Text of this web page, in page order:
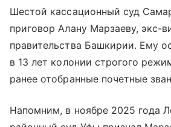
Шестой кассационный суд
приговор Алану Марзаеву, экс-
правительства Башкирии. Ему
в 13 лет колонии строгого
ранее отобранные почетные
Напомним, в ноябре 2025 года